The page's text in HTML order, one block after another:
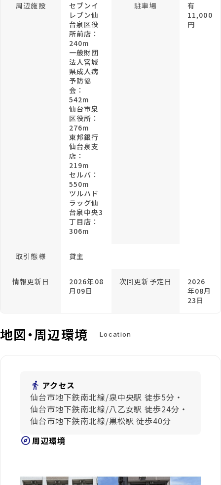
周辺施設
セブンイ
レブン仙
台泉区役
所前店：
240m
一般財団
法人宮城
県成人病
予防協
会：
542m
仙台市泉
区役所：
276m
東邦銀行
仙台泉支
店：
219m
セルバ：
550m
ツルハド
ラッグ仙
台泉中央3
丁目店：
306m
駐車場
有
11,000
円
取引態様 貸主
情報更新日
2026年08
月09日
次回更新予定日
2026
年08月
23日
地図・周辺環境 Location
directions_walk アクセス
仙台市地下鉄南北線/泉中央駅 徒歩5分・
仙台市地下鉄南北線/八乙女駅 徒歩24分・
仙台市地下鉄南北線/黒松駅 徒歩40分
explore周辺環境